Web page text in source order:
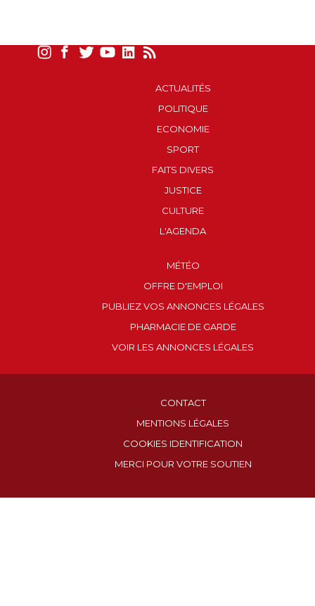
ACTUALITÉS
POLITIQUE
ECONOMIE
SPORT
FAITS DIVERS
JUSTICE
CULTURE
L'AGENDA
MÉTÉO
OFFRE D'EMPLOI
PUBLIEZ VOS ANNONCES LÉGALES
PHARMACIE DE GARDE
VOIR LES ANNONCES LÉGALES
CONTACT
MENTIONS LÉGALES
COOKIES IDENTIFICATION
MERCI POUR VOTRE SOUTIEN